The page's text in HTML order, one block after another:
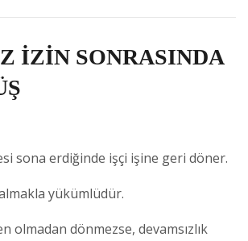
İZİN SONRASINDA
sona erdiğinde işçi işine geri döner.
yükümlüdür.
olmadan dönmezse, devamsızlık